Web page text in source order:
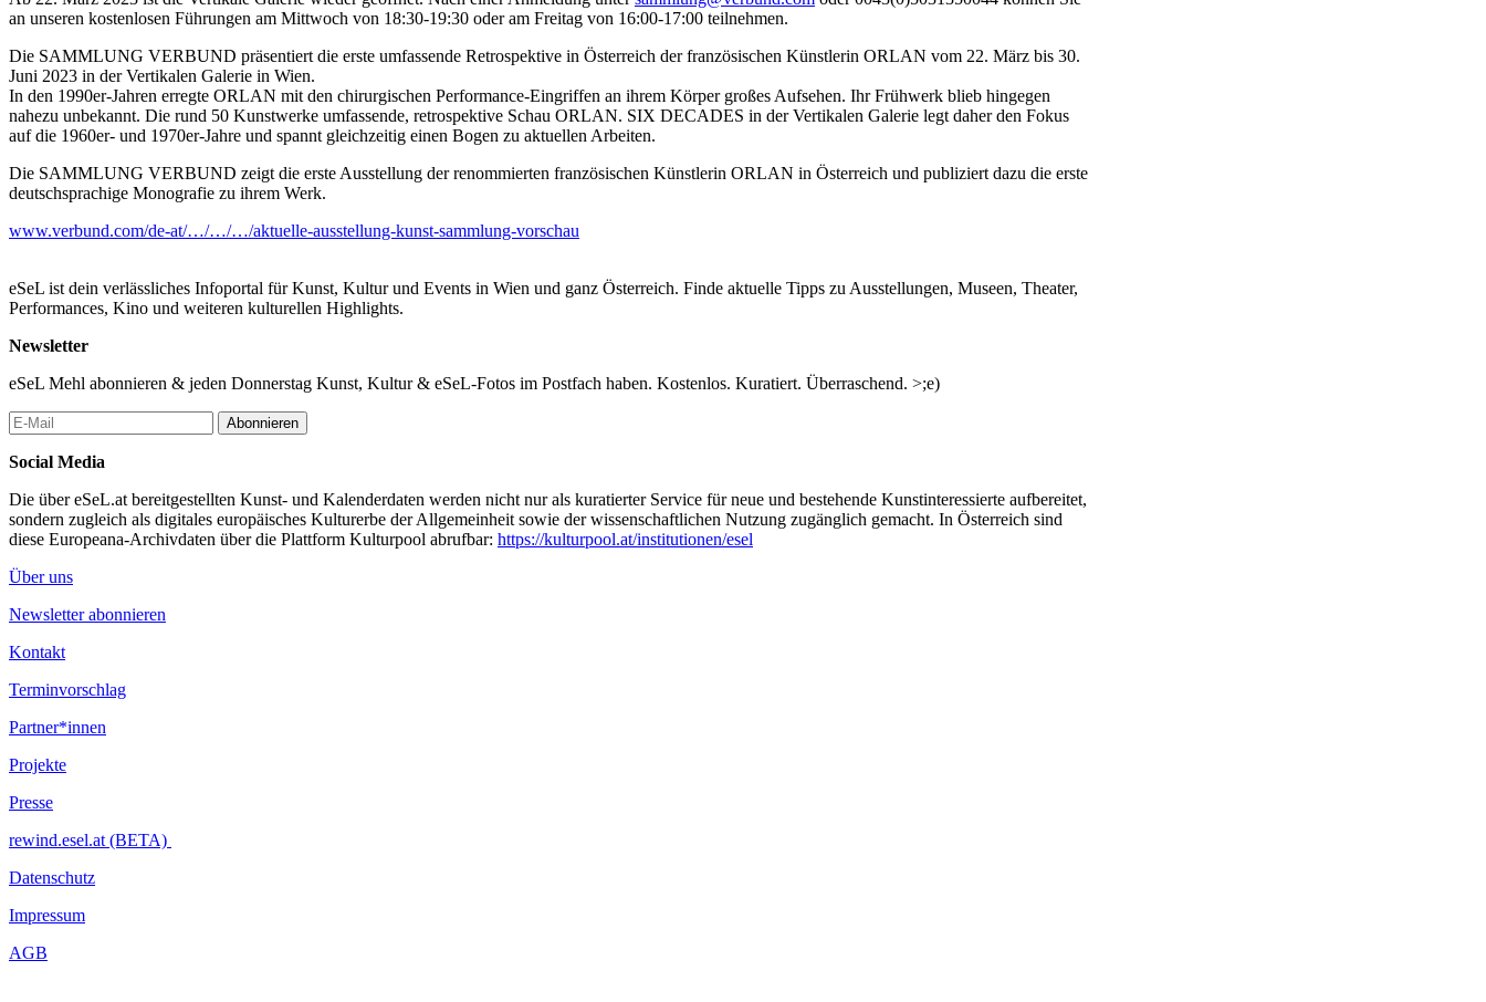
an unseren kostenlosen Führungen am Mittwoch von 18:30-19:30 oder am Freitag von 16:00-17:00 teilnehmen.
Die SAMMLUNG VERBUND präsentiert die erste umfassende Retrospektive in Österreich der französischen Künstlerin ORLAN vom 22. März bis 30.
Juni 2023 in der Vertikalen Galerie in Wien.
In den 1990er-Jahren erregte ORLAN mit den chirurgischen Performance-Eingriffen an ihrem Körper großes Aufsehen. Ihr Frühwerk blieb hingegen
nahezu unbekannt. Die rund 50 Kunstwerke umfassende, retrospektive Schau ORLAN. SIX DECADES in der Vertikalen Galerie legt daher den Fokus
auf die 1960er- und 1970er-Jahre und spannt gleichzeitig einen Bogen zu aktuellen Arbeiten.
Die SAMMLUNG VERBUND zeigt die erste Ausstellung der renommierten französischen Künstlerin ORLAN in Österreich und publiziert dazu die erste
deutschsprachige Monografie zu ihrem Werk.
www.verbund.com/de-at/…/…/…/aktuelle-ausstellung-kunst-sammlung-vorschau
eSeL ist dein verlässliches Infoportal für Kunst, Kultur und Events in Wien und ganz Österreich. Finde aktuelle Tipps zu Ausstellungen, Museen, Theater,
Performances, Kino und weiteren kulturellen Highlights.
Newsletter
eSeL Mehl abonnieren & jeden Donnerstag Kunst, Kultur & eSeL-Fotos im Postfach haben. Kostenlos. Kuratiert. Überraschend. >;e)
Abonnieren
Social Media
Die über eSeL.at bereitgestellten Kunst- und Kalenderdaten werden nicht nur als kuratierter Service für neue und bestehende Kunstinteressierte aufbereitet,
sondern zugleich als digitales europäisches Kulturerbe der Allgemeinheit sowie der wissenschaftlichen Nutzung zugänglich gemacht. In Österreich sind
diese Europeana-Archivdaten über die Plattform Kulturpool abrufbar: https://kulturpool.at/institutionen/esel
Über uns
Newsletter abonnieren
Kontakt
Terminvorschlag
Partner*innen
Projekte
Presse
rewind.esel.at (BETA)
Datenschutz
Impressum
AGB